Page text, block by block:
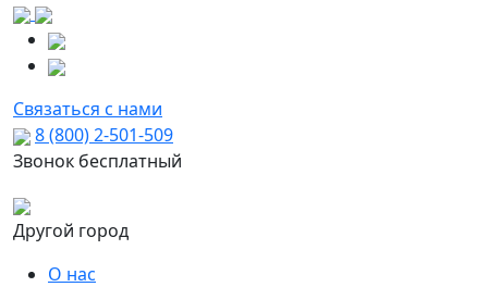
Связаться с нами
8 (800) 2-501-509
Звонок бесплатный
Другой город
О нас